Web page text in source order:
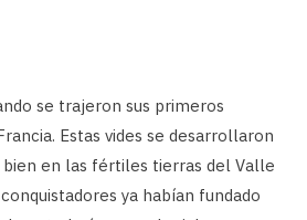
se trajeron sus primeros
Estas vides se desarrollaron
en las fértiles tierras del Valle
ya habían fundado